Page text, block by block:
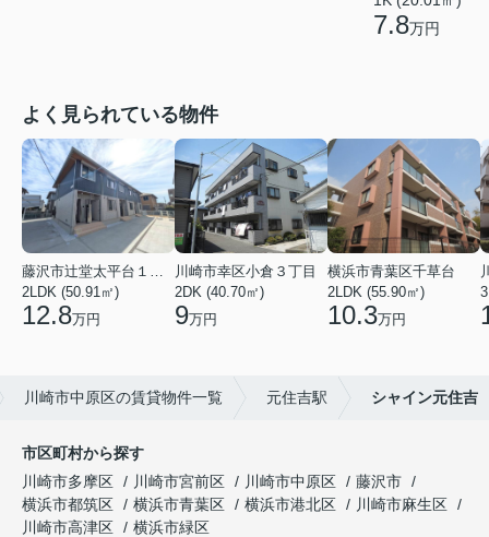
7.8万円
よく見られている物件
2LDK (50.91㎡)
12.8万円
川崎市幸区小倉３丁目
2DK (40.70㎡)
9万円
横浜市青葉区千草台
2LDK (55.90㎡)
10.3万円
川崎市中原区の賃貸物件一覧 元住吉駅 シャイン元住吉
市区町村から探す
川崎市多摩区
川崎市宮前区 川崎市中原区
藤沢市
横浜市都筑区
横浜市青葉区 横浜市港北区
川崎市麻生区
川崎市高津区
横浜市緑区